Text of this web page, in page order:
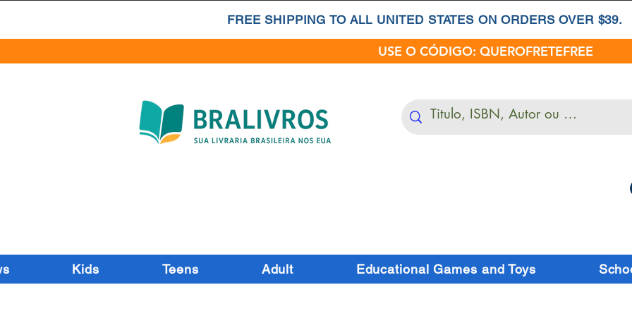
FREE SHIPPING TO ALL UNITED STATES ON ORDERS OVER $39.
USE O CÓDIGO: QUEROFRETEFREE
Kids Teens Adult Educational Games and Toys